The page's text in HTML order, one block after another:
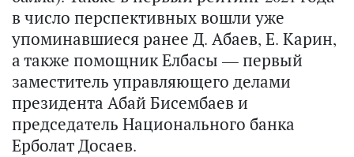
в число перспективных вошли уже
упоминавшиеся ранее Д. Абаев, Е. Карин,
а также помощник Елбасы — первый
заместитель управляющего делами
президента Абай Бисембаев и
председатель Национального банка
Ерболат Досаев.